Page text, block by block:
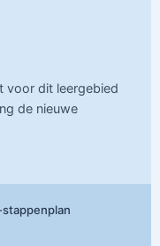
voor dit leergebied
de nieuwe